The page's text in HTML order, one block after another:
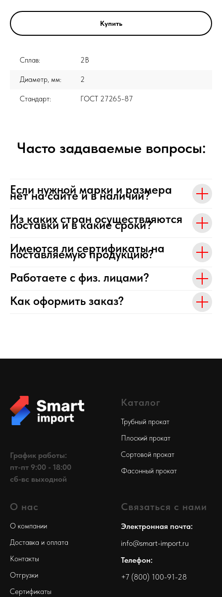
Купить
Сплав: 2В
Диаметр, мм: 2
Стандарт: ГОСТ 27265-87
Часто задаваемые вопросы:
Если нужной марки и размера
нет на сайте и в наличии?
Из каких стран осуществляются
поставки и в какие сроки?
Имеются ли сертификаты на
поставляемую продукцию?
Работаете с физ. лицами?
Как оформить заказ?
График работы:
пт-пт 9:00 - 18:00
сб-вс выходной
Каталог
Трубный прокат
Плоский прокат
Сортовой прокат
Фасонный прокат
О нас
О компании
Доставка и оплата
Контакты
Отгрузки
Сертификаты
Связаться с нами
Электронная почта:
info@smart-import.ru
Телефон:
+7 (800) 100-91-28